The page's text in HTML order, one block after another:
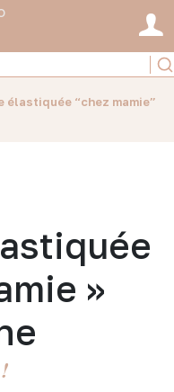
élastiquée “chez mamie”
»